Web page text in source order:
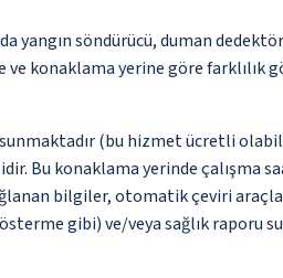
yangın söndürücü, duman
konaklama yerine göre
(bu hizmet ücretli
Bu konaklama yerinde çalışma
bilgiler, otomatik çeviri
gibi) ve/veya sağlık raporu